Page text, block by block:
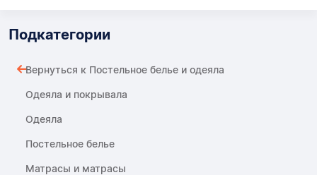
Подкатегории
Вернуться к Постельное белье и одеяла
Одеяла и покрывала
Одеяла
Постельное белье
Матрасы и матрасы